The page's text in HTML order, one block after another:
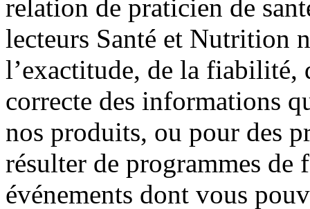
relation de praticien de
lecteurs Santé et Nutrition
l’exactitude, de la fiabilité,
correcte des informations
nos produits, ou pour des
résulter de programmes
événements dont vous